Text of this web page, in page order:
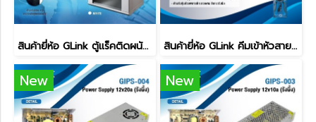
สินค้ายี่ห้อ GLink ตู้แร็คติดผนัง รุ่น NC6U (ขนาด 60x45x37 cm) สินค้ายี่ห้อ GLink คีมเข้าหัวสายแลนและสายโทรศัพท์ GLT-001
New New